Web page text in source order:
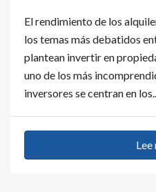
El rendimiento de los
los temas más debatidos
plantean invertir en
uno de los más
inversores se centran en
Lee